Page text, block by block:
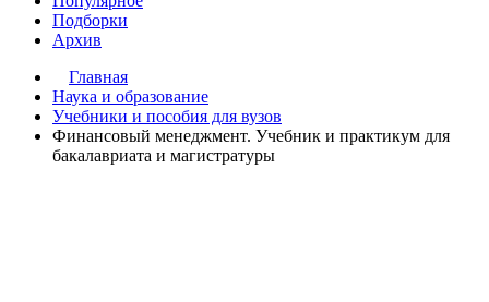
Подборки
Архив
Главная
Наука и образование
Учебники и пособия для вузов
Финансовый менеджмент. Учебник и практикум для
бакалавриата и магистратуры